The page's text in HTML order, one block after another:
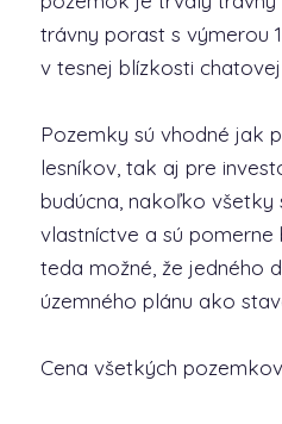
trávny porast s výmerou
v tesnej blízkosti
Pozemky sú vhodné jak
lesníkov, tak aj pre
budúcna, nakoľko všetky
vlastníctve a sú pomerne
teda možné, že jedného
územného plánu ako
Cena všetkých